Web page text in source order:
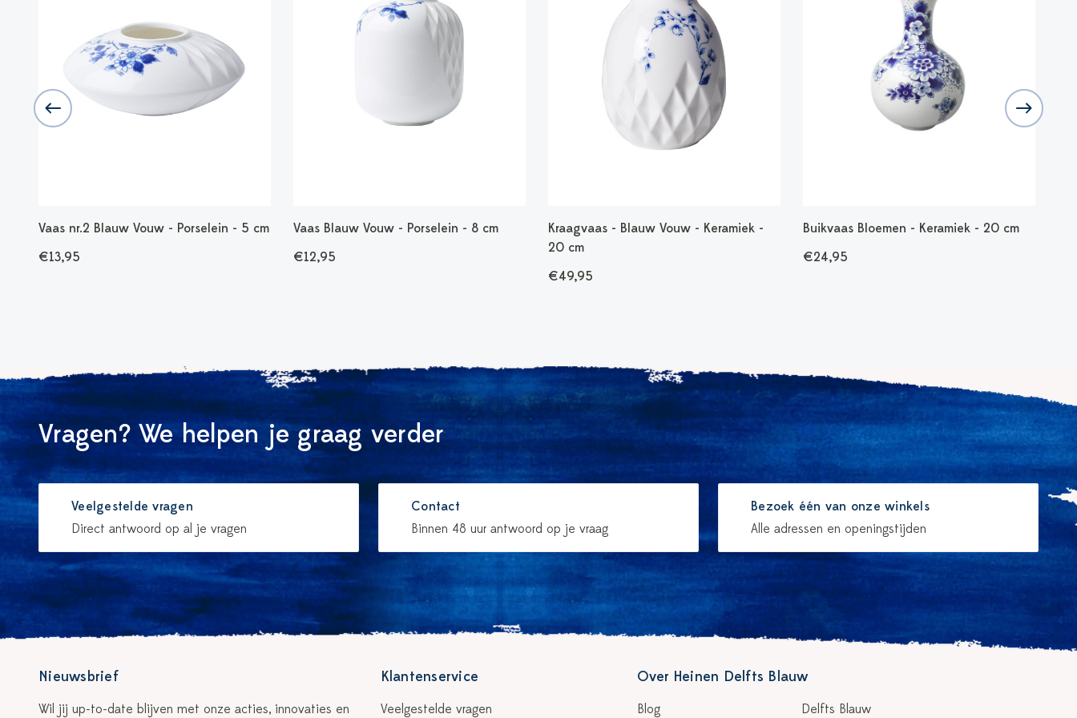
Vaas nr.2 Blauw Vouw - Porselein - 5 cm
€13,95
Vaas Blauw Vouw - Porselein - 8 cm
€12,95
Kraagvaas - Blauw Vouw - Keramiek -
20 cm
€49,95
Buikvaas Bloemen - Keramiek - 20 cm
€24,95
Vragen? We helpen je graag verder
Veelgestelde vragen
Direct antwoord op al je vragen
Contact
Binnen 48 uur antwoord op je vraag
Bezoek één van onze winkels
Alle adressen en openingstijden
Nieuwsbrief
Wil jij up-to-date blijven met onze acties, innovaties en
Klantenservice
Veelgestelde vragen
Over Heinen Delfts Blauw
Blog Delfts Blauw